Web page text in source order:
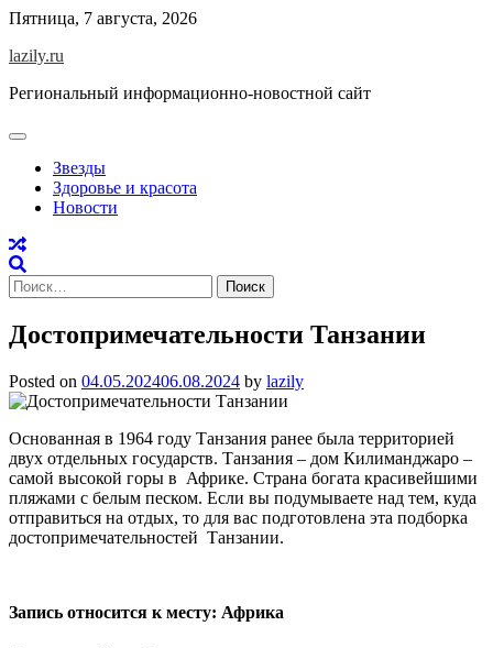
Skip
content
Пятница, 7 августа, 2026
lazily.ru
Региональный информационно-новостной сайт
Звезды
Здоровье и красота
Новости
Найти:
Достопримечательности Танзании
Posted on 04.05.202406.08.2024 by lazily
Основанная в 1964 году Танзания ранее была территорией
двух отдельных государств. Танзания – дом Килиманджаро –
самой высокой горы в Африке. Страна богата красивейшими
пляжами с белым песком. Если вы подумываете над тем, куда
отправиться на отдых, то для вас подготовлена эта подборка
достопримечательностей Танзании.
Запись относится к месту: Африка